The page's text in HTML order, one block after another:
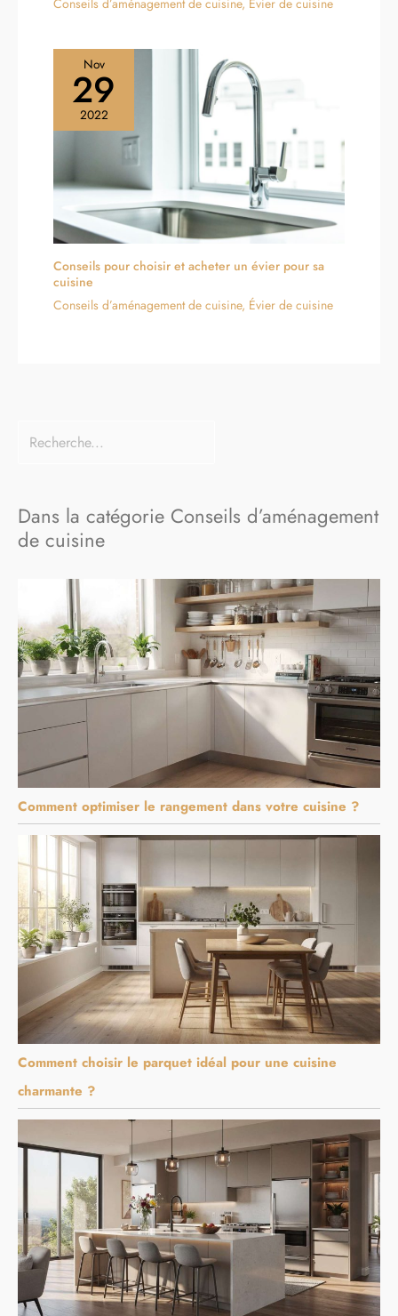
Conseils d’aménagement de cuisine, Évier de cuisine
Nov
29
2022
Conseils pour choisir et acheter un évier pour sa
cuisine
Conseils d’aménagement de cuisine, Évier de cuisine
Dans la catégorie Conseils d’aménagement
de cuisine
Comment optimiser le rangement dans votre cuisine ?
Comment choisir le parquet idéal pour une cuisine
charmante ?